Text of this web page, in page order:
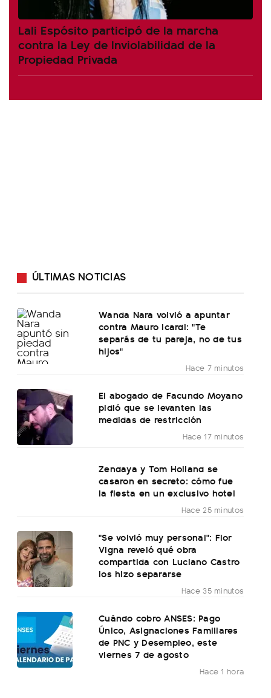
Lali Espósito participó de la marcha
contra la Ley de Inviolabilidad de la
Propiedad Privada
ÚLTIMAS NOTICIAS
Wanda Nara volvió a apuntar
contra Mauro Icardi: "Te
separás de tu pareja, no de tus
hijos"
Hace 7 minutos
El abogado de Facundo Moyano
pidió que se levanten las
medidas de restricción
Hace 17 minutos
Zendaya y Tom Holland se
casaron en secreto: cómo fue
la fiesta en un exclusivo hotel
Hace 25 minutos
"Se volvió muy personal": Flor
Vigna reveló qué obra
compartida con Luciano Castro
los hizo separarse
Hace 35 minutos
Cuándo cobro ANSES: Pago
Único, Asignaciones Familiares
de PNC y Desempleo, este
viernes 7 de agosto
Hace 1 hora